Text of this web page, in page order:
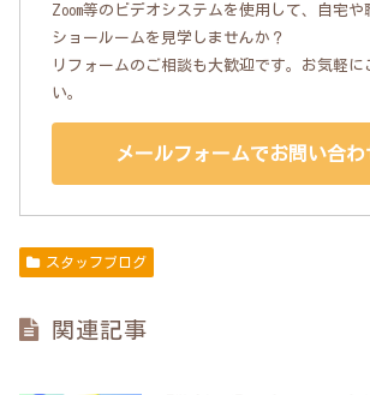
Zoom等のビデオシステムを使用して、自宅や
ショールームを見学しませんか？
リフォームのご相談も大歓迎です。お気軽に
い。
メールフォームでお問い合わ
スタッフブログ
関連記事